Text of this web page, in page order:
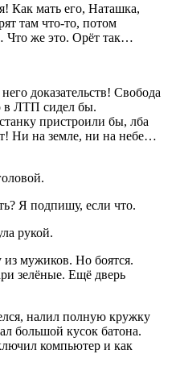
Как мать его, Наташка,
там что-то, потом
же это. Орёт так…
доказательств! Свобода
в ЛТП сидел бы.
пристроили бы, лба
Ни на земле, ни на небе…
Я подпишу, если что.
рукой.
мужиков. Но боятся.
зелёные. Ещё дверь
налил полную кружку
большой кусок батона.
компьютер и как